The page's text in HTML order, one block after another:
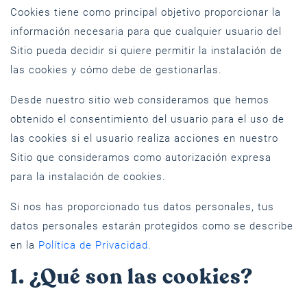
Cookies tiene como principal objetivo proporcionar la
información necesaria para que cualquier usuario del
Sitio pueda decidir si quiere permitir la instalación de
las cookies y cómo debe de gestionarlas.
Desde nuestro sitio web consideramos que hemos
obtenido el consentimiento del usuario para el uso de
las cookies si el usuario realiza acciones en nuestro
Sitio que consideramos como autorización expresa
para la instalación de cookies.
Si nos has proporcionado tus datos personales, tus
datos personales estarán protegidos como se describe
en la Política de Privacidad.
1. ¿Qué son las cookies?